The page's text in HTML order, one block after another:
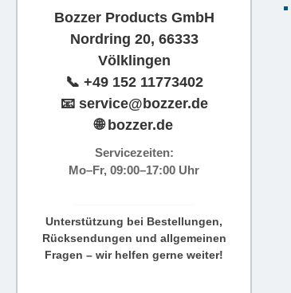
Bozzer Products GmbH
Nordring 20, 66333
Völklingen
📞 +49 152 11773402
📧 service@bozzer.de
🌐 bozzer.de
Servicezeiten:
Mo–Fr, 09:00–17:00 Uhr
Unterstützung bei Bestellungen,
Rücksendungen und allgemeinen
Fragen – wir helfen gerne weiter!